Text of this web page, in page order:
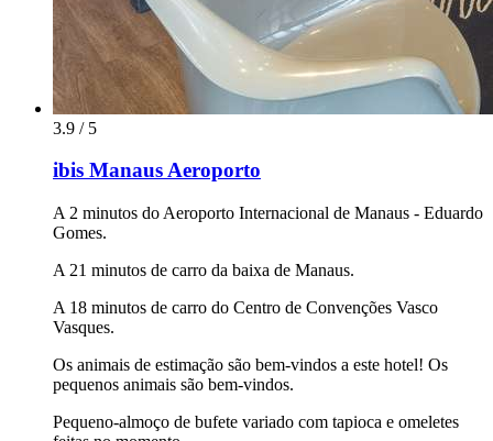
3.9 / 5
ibis Manaus Aeroporto
A 2 minutos do Aeroporto Internacional de Manaus - Eduardo
Gomes.
A 21 minutos de carro da baixa de Manaus.
A 18 minutos de carro do Centro de Convenções Vasco
Vasques.
Os animais de estimação são bem-vindos a este hotel! Os
pequenos animais são bem-vindos.
Pequeno-almoço de bufete variado com tapioca e omeletes